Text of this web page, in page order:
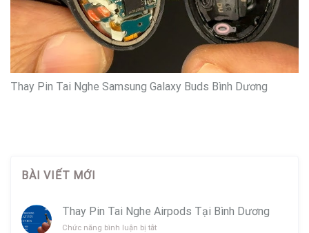
Thay Pin Tai Nghe Samsung Galaxy Buds Bình Dương
BÀI VIẾT MỚI
Thay Pin Tai Nghe Airpods Tại Bình Dương
Chức năng bình luận bị tắtở